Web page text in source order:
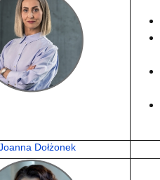
Dołżonek